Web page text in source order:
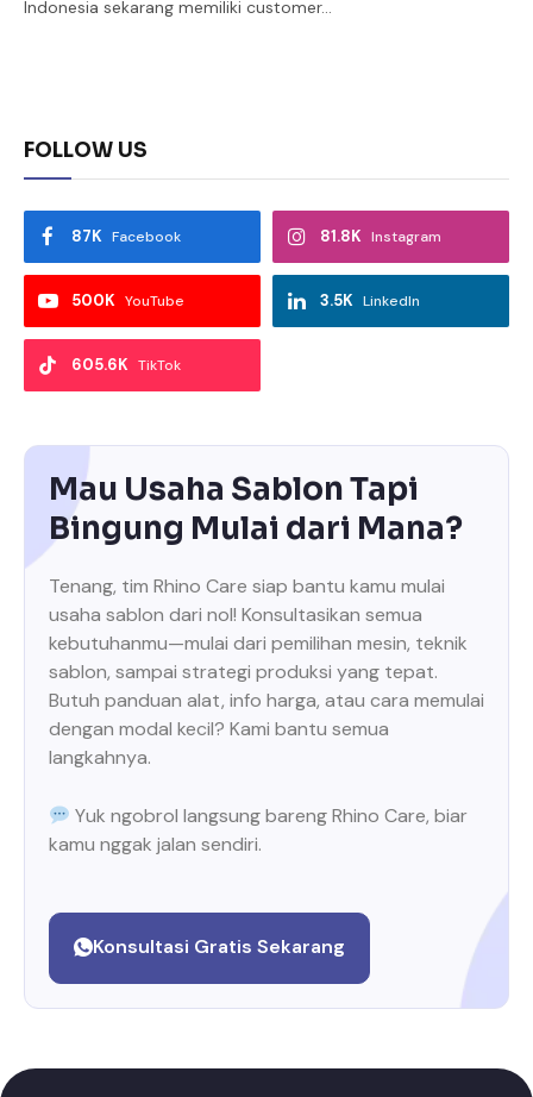
Indonesia sekarang memiliki customer…
FOLLOW US
Facebook
87K Instagram
81.8K
YouTube
500K LinkedIn
3.5K
TikTok
605.6K
Mau Usaha Sablon Tapi
Bingung Mulai dari Mana?
Tenang, tim Rhino Care siap bantu kamu mulai
usaha sablon dari nol! Konsultasikan semua
kebutuhanmu—mulai dari pemilihan mesin, teknik
sablon, sampai strategi produksi yang tepat.
Butuh panduan alat, info harga, atau cara memulai
dengan modal kecil? Kami bantu semua
langkahnya.
Yuk ngobrol langsung bareng Rhino Care, biar
kamu nggak jalan sendiri.
Konsultasi Gratis Sekarang